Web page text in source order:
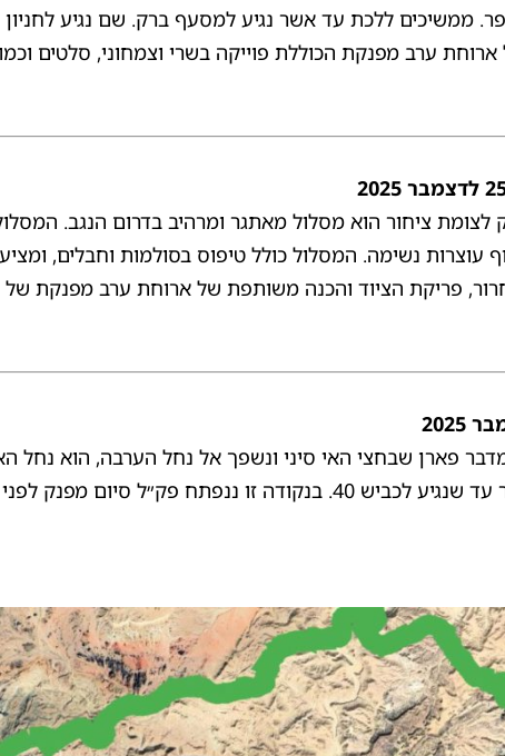
ממשיכים ללכת עד אשר נגיע למסעף ברק. שם נגיע
ערב מפנקת הכוללת פוייקה בשרי וצמחוני, סלטים
ברק לצומת ציחור הוא מסלול מאתגר ומרהיב בדרום הנגב.
נשימה. המסלול כולל טיפוס בסולמות וחבלים, ומציע
פריקת הציוד והכנה משותפת של ארוחת ערב מפנקת של
פארן שבחצי האי סיני ונשפך אל נחל הערבה, הוא נחל
סיום מפנק לפני הנסיעה הביתה.